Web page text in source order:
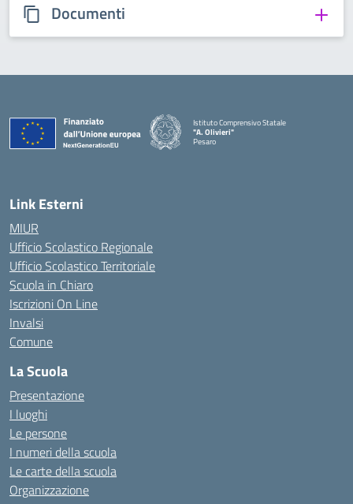
Documenti
Istituto Comprensivo Statale
"A. Olivieri"
Pesaro
Link Esterni
MIUR
Ufficio Scolastico Regionale
Ufficio Scolastico Territoriale
Scuola in Chiaro
Iscrizioni On Line
Invalsi
Comune
La Scuola
Presentazione
I luoghi
Le persone
I numeri della scuola
Le carte della scuola
Organizzazione